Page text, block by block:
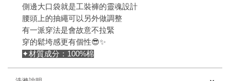
側邊大口袋就是工裝褲的靈魂設計
腰頭上的抽繩可以另外做調整
有一派穿法是會故意不拉緊
穿的鬆垮感更有個性😎✨
✦材質成分：100%棉